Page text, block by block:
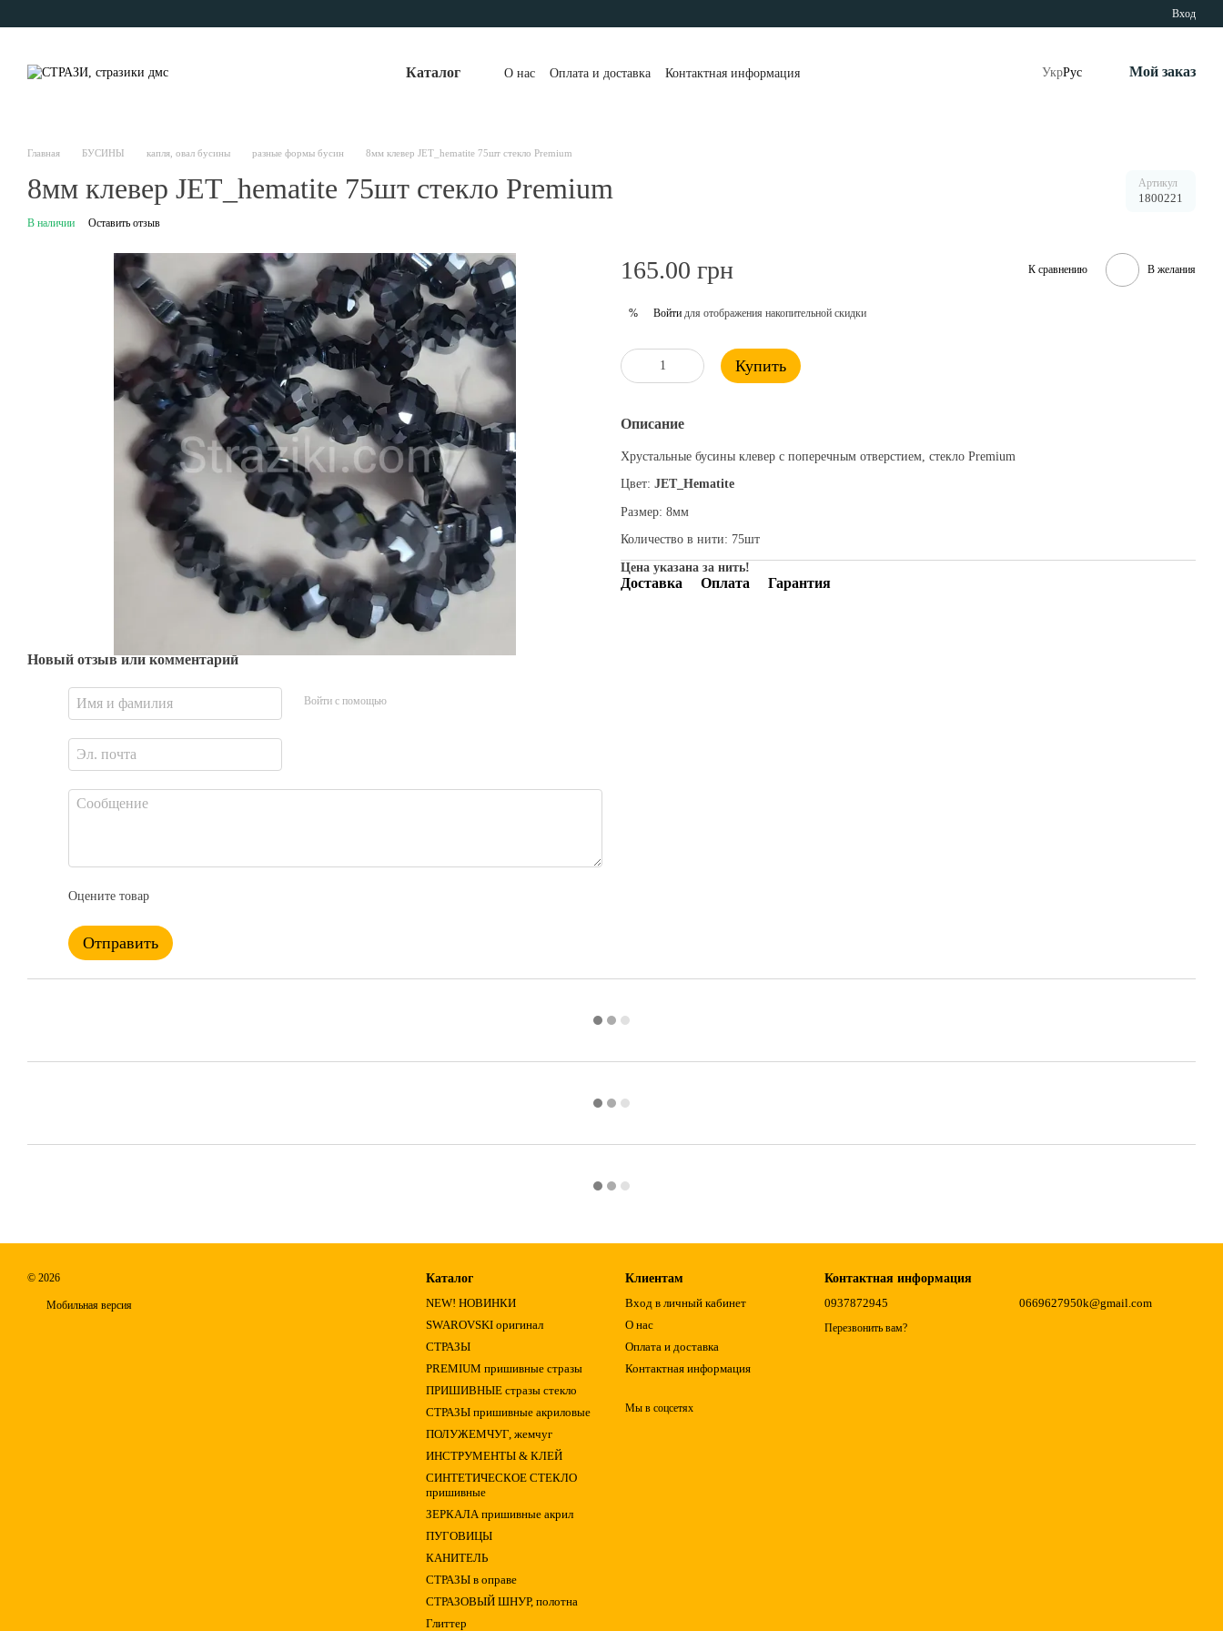
Вход
Каталог О нас Оплата и доставка Контактная информация УкрРус Мой заказ
Главная БУСИНЫ капля, овал бусины разные формы бусин 8мм клевер JET_hematite 75шт стекло Premium
8мм клевер JET_hematite 75шт стекло Premium Артикул
1800221
В наличии Оставить отзыв
Новый отзыв или комментарий
Войти с помощью
Оцените товар
Отправить
165.00 грн К сравнению В желания
% Войти для отображения накопительной скидки
Купить
Описание
Хрустальные бусины клевер с поперечным отверстием, стекло Premium
Цвет: JET_Hematite
Размер: 8мм
Количество в нити: 75шт
Цена указана за нить!
Доставка Оплата Гарантия
© 2026
Мобильная версия
Каталог
NEW! НОВИНКИ
SWAROVSKI оригинал
СТРАЗЫ
PREMIUM пришивные стразы
ПРИШИВНЫЕ стразы стекло
СТРАЗЫ пришивные акриловые
ПОЛУЖЕМЧУГ, жемчуг
ИНСТРУМЕНТЫ & КЛЕЙ
СИНТЕТИЧЕСКОЕ СТЕКЛО
пришивные
ЗЕРКАЛА пришивные акрил
ПУГОВИЦЫ
КАНИТЕЛЬ
СТРАЗЫ в оправе
СТРАЗОВЫЙ ШНУР, полотна
Глиттер
Клиентам
Вход в личный кабинет
О нас
Оплата и доставка
Контактная информация
Мы в соцсетях
Контактная информация
0937872945
Перезвонить вам?
0669627950k@gmail.com